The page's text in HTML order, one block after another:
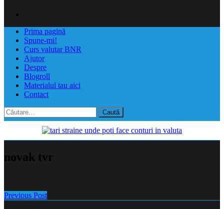
Prima pagină
Spune-mi!
Curs valutar BNR
Ajutor
Despre
Blogroll
Materialul tau aici
Contact
Caută
după:
novak tvr
Previous Post